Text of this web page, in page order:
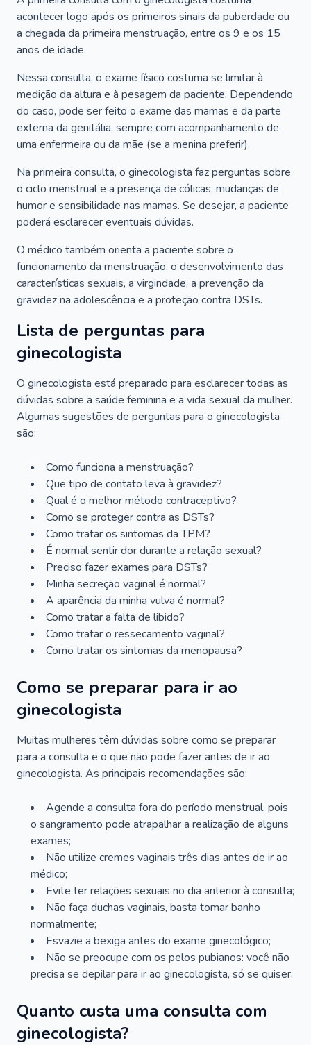
acontecer logo após os primeiros sinais da puberdade ou
a chegada da primeira menstruação, entre os 9 e os 15
anos de idade.
Nessa consulta, o exame físico costuma se limitar à
medição da altura e à pesagem da paciente. Dependendo
do caso, pode ser feito o exame das mamas e da parte
externa da genitália, sempre com acompanhamento de
uma enfermeira ou da mãe (se a menina preferir).
Na primeira consulta, o ginecologista faz perguntas sobre
o ciclo menstrual e a presença de cólicas, mudanças de
humor e sensibilidade nas mamas. Se desejar, a paciente
poderá esclarecer eventuais dúvidas.
O médico também orienta a paciente sobre o
funcionamento da menstruação, o desenvolvimento das
características sexuais, a virgindade, a prevenção da
gravidez na adolescência e a proteção contra DSTs.
Lista de perguntas para
ginecologista
O ginecologista está preparado para esclarecer todas as
dúvidas sobre a saúde feminina e a vida sexual da mulher.
Algumas sugestões de perguntas para o ginecologista
são:
Como funciona a menstruação?
Que tipo de contato leva à gravidez?
Qual é o melhor método contraceptivo?
Como se proteger contra as DSTs?
Como tratar os sintomas da TPM?
É normal sentir dor durante a relação sexual?
Preciso fazer exames para DSTs?
Minha secreção vaginal é normal?
A aparência da minha vulva é normal?
Como tratar a falta de libido?
Como tratar o ressecamento vaginal?
Como tratar os sintomas da menopausa?
Como se preparar para ir ao
ginecologista
Muitas mulheres têm dúvidas sobre como se preparar
para a consulta e o que não pode fazer antes de ir ao
ginecologista. As principais recomendações são:
Agende a consulta fora do período menstrual, pois
o sangramento pode atrapalhar a realização de alguns
exames;
Não utilize cremes vaginais três dias antes de ir ao
médico;
Evite ter relações sexuais no dia anterior à consulta;
Não faça duchas vaginais, basta tomar banho
normalmente;
Esvazie a bexiga antes do exame ginecológico;
Não se preocupe com os pelos pubianos: você não
precisa se depilar para ir ao ginecologista, só se quiser.
Quanto custa uma consulta com
ginecologista?